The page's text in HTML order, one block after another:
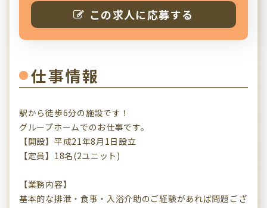
この求人に応募する
仕事情報
駅から徒歩6分の施設です！
グループホームでのお仕事です。
【開設】平成21年8月1日設立
【定員】18名(2ユニット)
【業務内容】
基本的な排泄・食事・入浴介助のご経験があれば問題ござ